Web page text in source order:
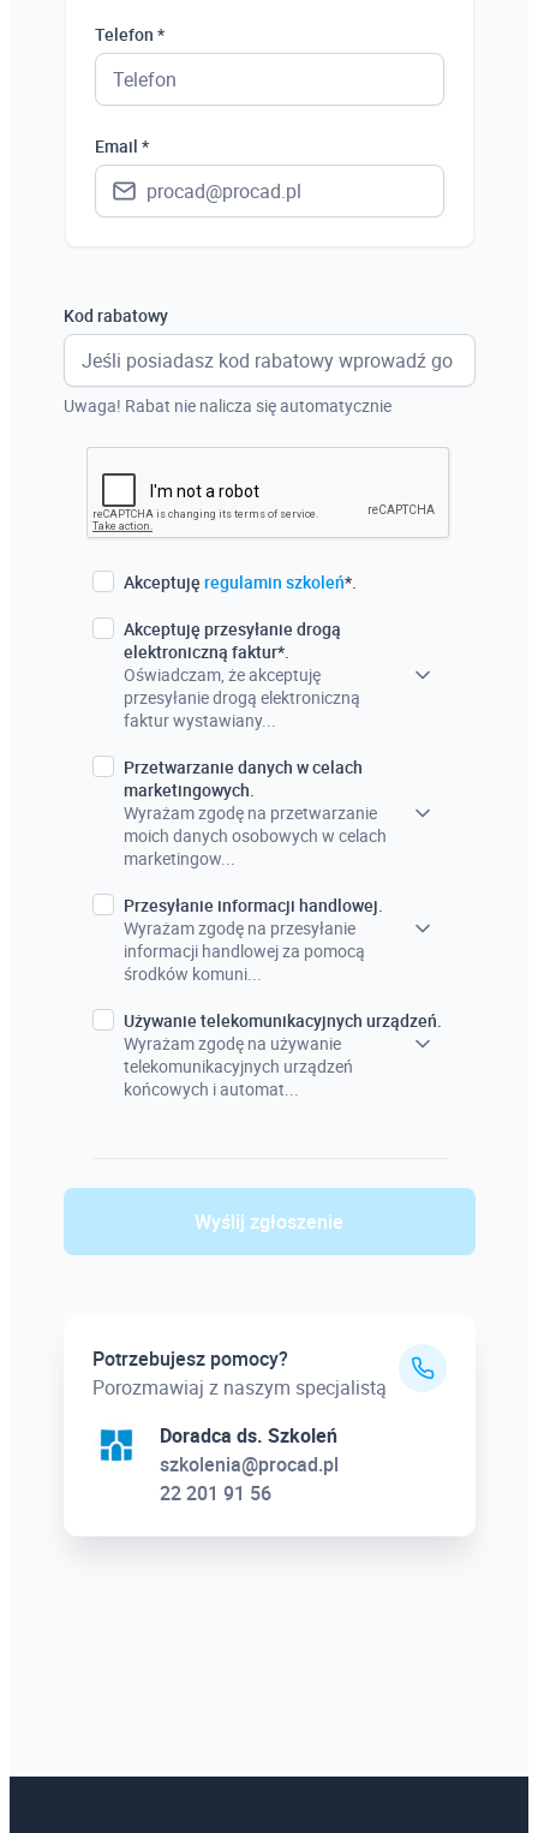
Telefon *
Email *
Kod rabatowy
Uwaga! Rabat nie nalicza się automatycznie
Akceptuję regulamin szkoleń*.
Akceptuję przesyłanie drogą
elektroniczną faktur*.
Oświadczam, że akceptuję
przesyłanie drogą elektroniczną
faktur wystawiany...
Przetwarzanie danych w celach
marketingowych.
Wyrażam zgodę na przetwarzanie
moich danych osobowych w celach
marketingow...
Przesyłanie informacji handlowej.
Wyrażam zgodę na przesyłanie
informacji handlowej za pomocą
środków komuni...
Używanie telekomunikacyjnych urządzeń.
Wyrażam zgodę na używanie
telekomunikacyjnych urządzeń
końcowych i automat...
Wyślij zgłoszenie
Potrzebujesz pomocy?
Porozmawiaj z naszym specjalistą
Doradca ds. Szkoleń
szkolenia@procad.pl
22 201 91 56
Polska
Ukraina
Niemcy
Wielka Brytania
Włochy
Francja
Szwecja
Holandia
Czechy